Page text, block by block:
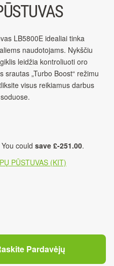
LB5800E idealiai tinka
naudotojams. Nykščiu
leidžia kontroliuoti oro
„Turbo Boost“ režimu
visus reikiamus darbus
could save £-251.00.
PŪSTUVAS (KIT)
Pardavėjų